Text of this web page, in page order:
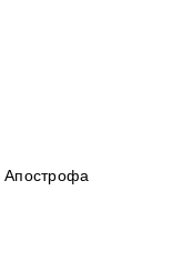
Апострофа